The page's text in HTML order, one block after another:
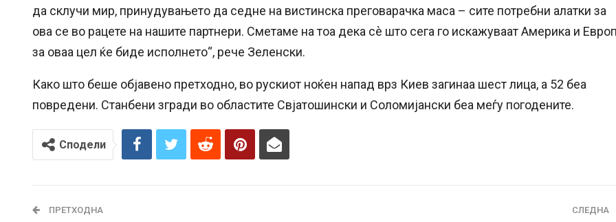
да склучи мир, принудувањето да седне на вистинска преговарачка маса – сите потребни алатки за
ова се во рацете на нашите партнери. Сметаме на тоа дека сè што сега го искажуваат Америка и
за оваа цел ќе биде исполнето“, рече Зеленски.
Како што беше објавено претходно, во рускиот ноќен напад врз Киев загинаа шест лица, а 52 беа
повредени. Станбени згради во областите Свјатошински и Соломијански беа меѓу погодените.
Сподели
ПРЕТХОДНА СЛЕДНА